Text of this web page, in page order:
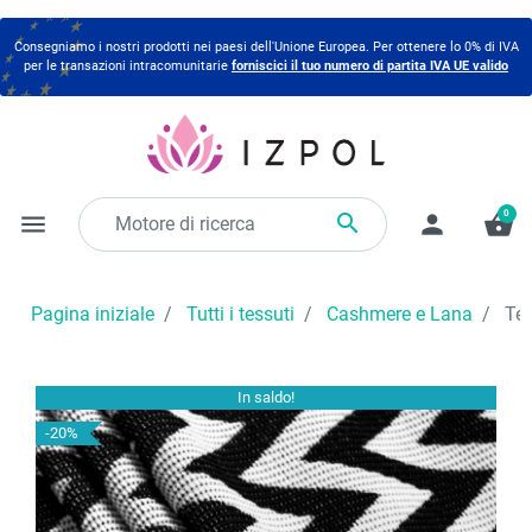
Consegniamo i nostri prodotti nei paesi dell'Unione Europea. Per ottenere lo 0% di IVA
per le transazioni intracomunitarie forniscici il tuo numero di partita IVA UE valido
menu  person shopping_basket
0
Pagina iniziale Tutti i tessuti Cashmere e Lana
In saldo!
-20%